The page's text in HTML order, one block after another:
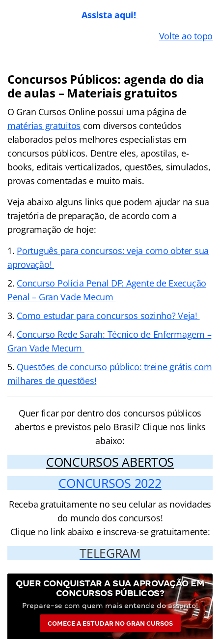
Assista aqui!
Volte ao topo
Concursos Públicos: agenda do dia
de aulas – Materiais gratuitos
O Gran Cursos Online possui uma página de
matérias gratuitos com diversos conteúdos
elaborados pelos melhores especialistas em
concursos públicos. Dentre eles, apostilas, e-
books, editais verticalizados, questões, simulados,
provas comentadas e muito mais.
Veja abaixo alguns links que podem ajudar na sua
trajetória de preparação, de acordo com a
programação de hoje:
Português para concursos: veja como obter sua
aprovação!
Concurso Polícia Penal DF: Agente de Execução
Penal – Gran Vade Mecum
Como estudar para concursos sozinho? Veja!
Concurso Rede Sarah: Técnico de Enfermagem –
Gran Vade Mecum
Questões de concurso público: treine grátis com
milhares de questões!
Quer ficar por dentro dos concursos públicos
abertos e previstos pelo Brasil? Clique nos links
abaixo:
CONCURSOS ABERTOS
CONCURSOS 2022
Receba gratuitamente no seu celular as novidades
do mundo dos concursos!
Clique no link abaixo e inscreva-se gratuitamente:
TELEGRAM
QUER CONQUISTAR A SUA APROVAÇÃO EM
CONCURSOS PÚBLICOS?
Prepare-se com quem mais entende do assunto!
COMECE A ESTUDAR NO GRAN CURSOS